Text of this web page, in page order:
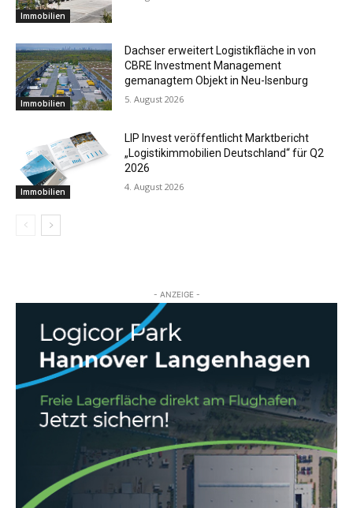
Immobilien
Immobilien
Dachser erweitert Logistikfläche in von
CBRE Investment Management
gemanagtem Objekt in Neu-Isenburg
5. August 2026
Immobilien
LIP Invest veröffentlicht Marktbericht
„Logistikimmobilien Deutschland“ für Q2
2026
4. August 2026
- ANZEIGE -